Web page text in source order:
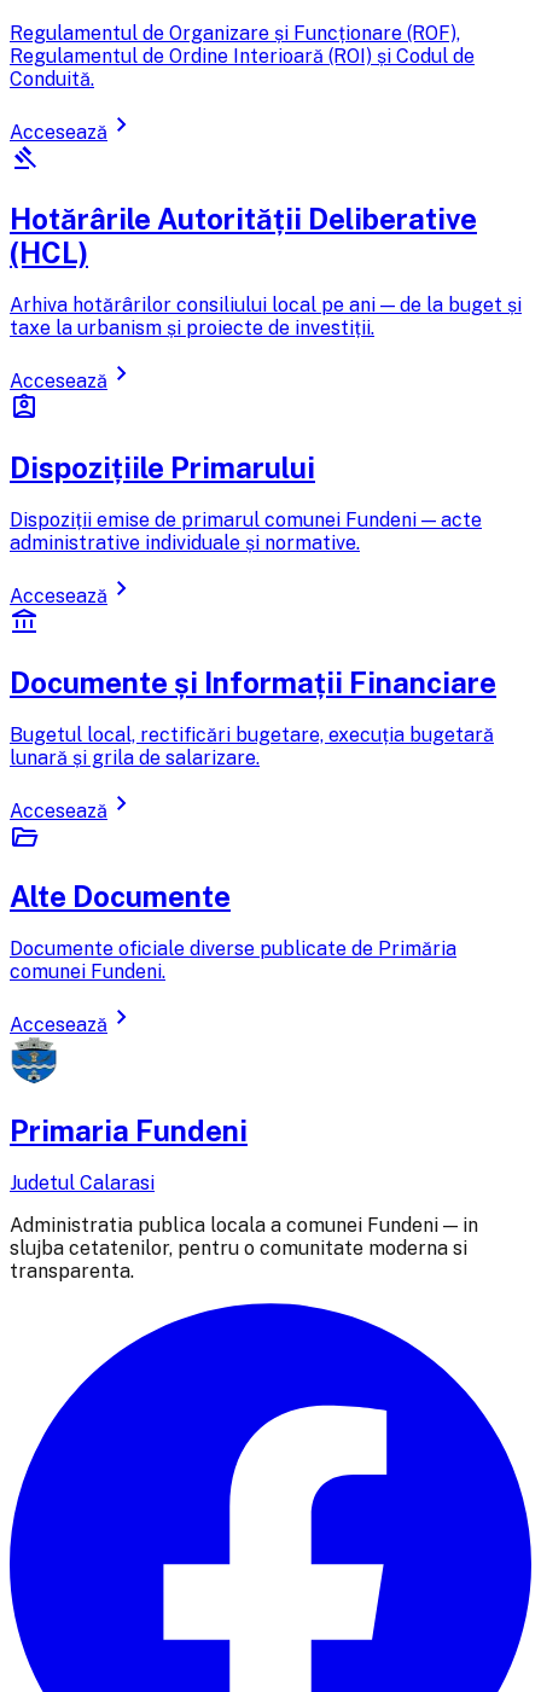
Regulamentul de Organizare și Funcționare (ROF),
Regulamentul de Ordine Interioară (ROI) și Codul de
Conduită.
Accesează chevron_right
gavel
Hotărârile Autorității Deliberative
(HCL)
Arhiva hotărârilor consiliului local pe ani — de la buget și
taxe la urbanism și proiecte de investiții.
Accesează chevron_right
assignment_ind
Dispozițiile Primarului
Dispoziții emise de primarul comunei Fundeni — acte
administrative individuale și normative.
Accesează chevron_right
account_balance
Documente și Informații Financiare
Bugetul local, rectificări bugetare, execuția bugetară
lunară și grila de salarizare.
Accesează chevron_right
folder_open
Alte Documente
Documente oficiale diverse publicate de Primăria
comunei Fundeni.
Accesează chevron_right
Primaria Fundeni
Judetul Calarasi
Administratia publica locala a comunei Fundeni — in
slujba cetatenilor, pentru o comunitate moderna si
transparenta.